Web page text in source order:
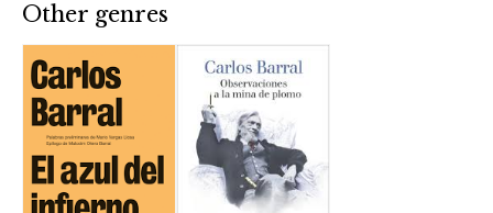
Other genres